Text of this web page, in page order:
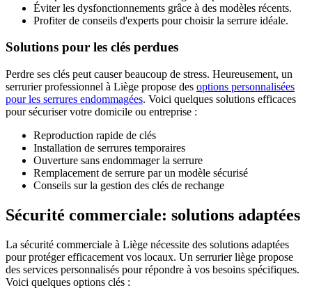
Éviter les dysfonctionnements grâce à des modèles récents.
Profiter de conseils d'experts pour choisir la serrure idéale.
Solutions pour les clés perdues
Perdre ses clés peut causer beaucoup de stress. Heureusement, un
serrurier professionnel à Liège propose des options personnalisées
pour les serrures endommagées. Voici quelques solutions efficaces
pour sécuriser votre domicile ou entreprise :
Reproduction rapide de clés
Installation de serrures temporaires
Ouverture sans endommager la serrure
Remplacement de serrure par un modèle sécurisé
Conseils sur la gestion des clés de rechange
Sécurité commerciale: solutions adaptées
La sécurité commerciale à Liège nécessite des solutions adaptées
pour protéger efficacement vos locaux. Un serrurier liège propose
des services personnalisés pour répondre à vos besoins spécifiques.
Voici quelques options clés :